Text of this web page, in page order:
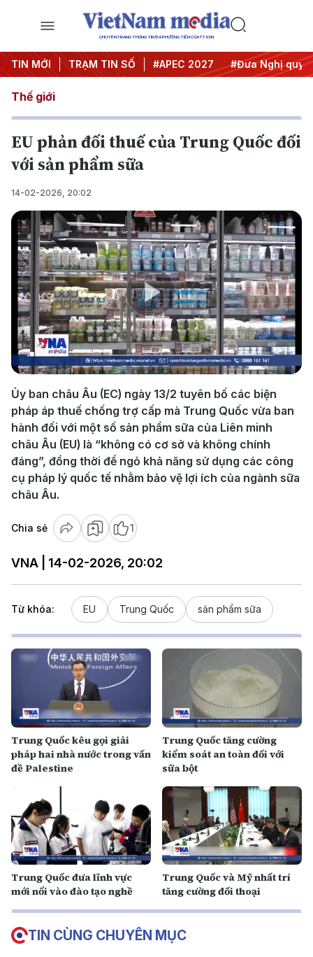
CHUYÊN TRANG THÔNG TIN ĐA PHƯƠNG TIỆN CỦA TTXVN
TIN MỚI TRẠM TIN SỐ
#Hội nghị Trung ương 3 #APEC 2027 #Đưa Nghị quyết
Thế giới
EU phản đối thuế của Trung Quốc đối
với sản phẩm sữa
14-02-2026, 20:02
Play
Video
Ủy ban châu Âu (EC) ngày 13/2 tuyên bố các biện
pháp áp thuế chống trợ cấp mà Trung Quốc vừa ban
hành đối với một số sản phẩm sữa của Liên minh
châu Âu (EU) là “không có cơ sở và không chính
đáng”, đồng thời để ngỏ khả năng sử dụng các công
cụ pháp lý quốc tế nhằm bảo vệ lợi ích của ngành sữa
châu Âu.
Chia sẻ 1
VNA | 14-02-2026, 20:02
Từ khóa: EU Trung Quốc sản phẩm sữa
Trung Quốc kêu gọi giải
pháp hai nhà nước trong vấn
đề Palestine
Trung Quốc tăng cường
kiểm soát an toàn đối với
sữa bột
Trung Quốc đưa lĩnh vực
mới nổi vào đào tạo nghề
Trung Quốc và Mỹ nhất trí
tăng cường đối thoại
TIN CÙNG CHUYÊN MỤC